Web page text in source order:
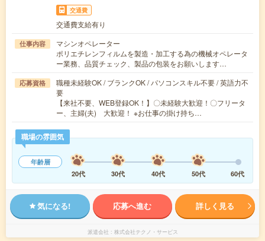
交通費
交通費支給有り
仕事内容
マシンオペレーター
ポリエチレンフィルムを製造・加工する為の機械オペレータ
ー業務、品質チェック、製品の包装をお願いします…
応募資格
職種未経験OK / ブランクOK / パソコンスキル不要 / 英語力不
要
【来社不要、WEB登録OK！】〇未経験大歓迎！〇フリータ
ー、主婦(夫) 大歓迎！ ※お仕事の掛け持ち…
職場の雰囲気
年齢層
20代
30代 40代 50代 60代
気になる! 応募へ進む 詳しく見る
派遣会社 株式会社テクノ・サービス